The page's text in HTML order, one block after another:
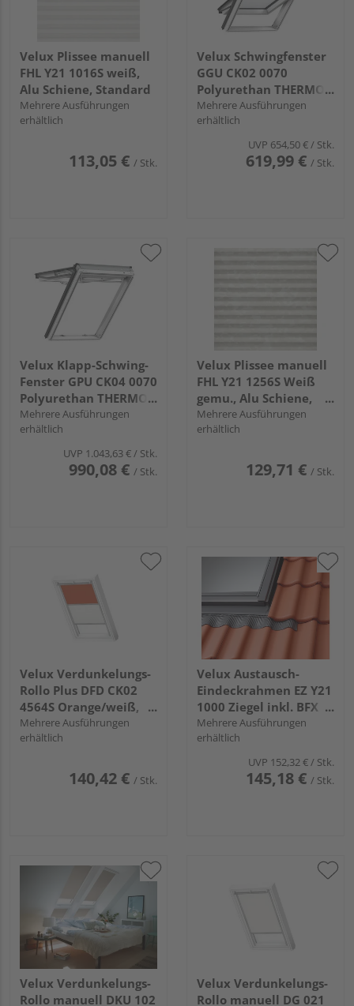
Velux Plissee manuell
FHL Y21 1016S weiß,
Alu Schiene, Standard
Mehrere Ausführungen
erhältlich
113,05 € / Stk.
Velux Schwingfenster
GGU CK02 0070
Polyurethan THERMO
Alu 55x78
Mehrere Ausführungen
erhältlich
UVP 654,50 €/ Stk.
619,99 € / Stk.
Velux Klapp-Schwing-
Fenster GPU CK04 0070
Polyurethan THERMO
Alu 55x98
Mehrere Ausführungen
erhältlich
UVP 1.043,63 €/ Stk.
990,08 € / Stk.
Velux Plissee manuell
FHL Y21 1256S Weiß
gemu., Alu Schiene,
Premium
Mehrere Ausführungen
erhältlich
129,71 € / Stk.
Velux Verdunkelungs-
Rollo Plus DFD CK02
4564S Orange/weiß,
Alu Schiene, Premium
Mehrere Ausführungen
erhältlich
140,42 € / Stk.
Velux Austausch-
Eindeckrahmen EZ Y21
1000 Ziegel inkl. BFX
Alu
Mehrere Ausführungen
erhältlich
UVP 152,32 €/ Stk.
145,18 € / Stk.
Velux Verdunkelungs-
Rollo manuell DKU 102
Velux Verdunkelungs-
Rollo manuell DG 021